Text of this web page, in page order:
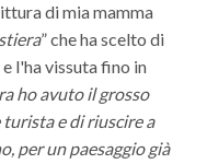
vini della
di mia mamma
” che ha scelto di
l'ha vissuta fino in
ho avuto il grosso
e di riuscire a
per un paesaggio già